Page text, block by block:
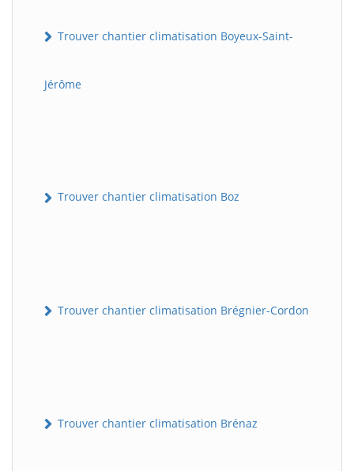
Trouver chantier climatisation Boyeux-Saint-
Jérôme
Trouver chantier climatisation Boz
Trouver chantier climatisation Brégnier-Cordon
Trouver chantier climatisation Brénaz